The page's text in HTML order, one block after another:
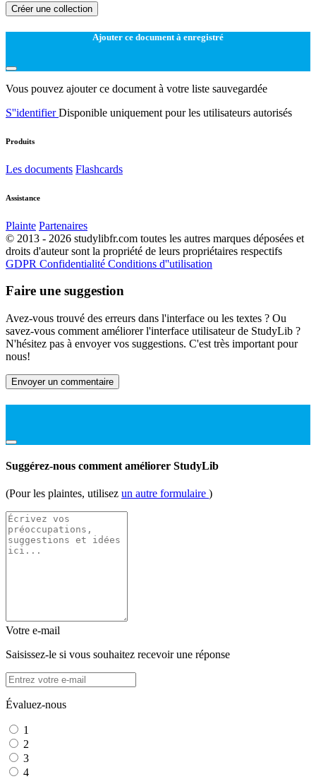
Créer une collection
Ajouter ce document à enregistré
Vous pouvez ajouter ce document à votre liste sauvegardée
S''identifierDisponible uniquement pour les utilisateurs autorisés
Produits
Les documents Flashcards
Assistance
Plainte Partenaires
© 2013 - 2026 studylibfr.com toutes les autres marques déposées et
droits d'auteur sont la propriété de leurs propriétaires respectifs
GDPR Confidentialité Conditions d''utilisation
Faire une suggestion
Avez-vous trouvé des erreurs dans l'interface ou les textes ? Ou
savez-vous comment améliorer l'interface utilisateur de StudyLib ?
N'hésitez pas à envoyer vos suggestions. C'est très important pour
nous!
Envoyer un commentaire
Suggérez-nous comment améliorer StudyLib
(Pour les plaintes, utilisez un autre formulaire )
Votre e-mail
Saisissez-le si vous souhaitez recevoir une réponse
Évaluez-nous
1
2
3
4